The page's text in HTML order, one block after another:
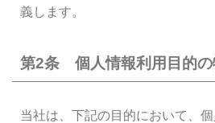
義します。
第2条 個人情報利用目的の
当社は、下記の目的において、